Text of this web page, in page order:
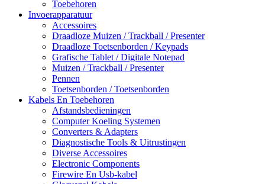
Toebehoren
Invoerapparatuur
Accessoires
Draadloze Muizen / Trackball / Presenter
Draadloze Toetsenborden / Keypads
Grafische Tablet / Digitale Notepad
Muizen / Trackball / Presenter
Pennen
Toetsenborden / Toetsenborden
Kabels En Toebehoren
Afstandsbedieningen
Computer Koeling Systemen
Converters & Adapters
Diagnostische Tools & Uitrustingen
Diverse Accessoires
Electronic Components
Firewire En Usb-kabel